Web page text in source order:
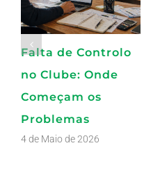
Falta de Controlo
no Clube: Onde
Começam os
Problemas
4 de Maio de 2026